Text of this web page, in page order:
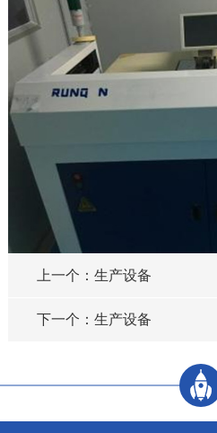
上一个：生产设备
下一个：生产设备